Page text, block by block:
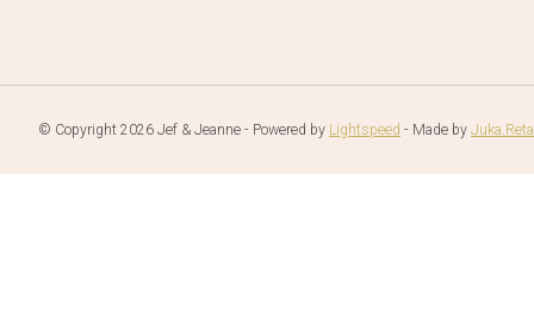
© Copyright 2026 Jef & Jeanne - Powered by Lightspeed - Made by